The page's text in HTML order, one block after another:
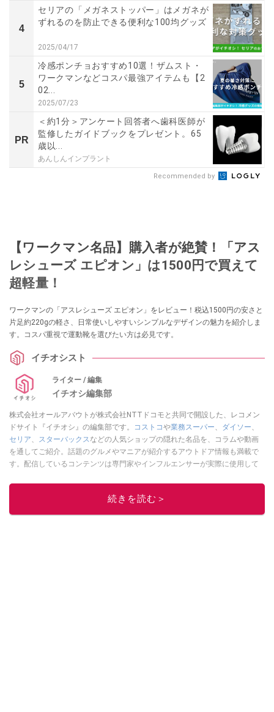
4
セリアの「メガネストッパー」はメガネが
ずれるのを防止できる便利な100均グッズ
2025/04/17
5
冷感ポンチョおすすめ10選！ザムスト・
ワークマンなどコスパ最強アイテムも【2
02...
2025/07/23
PR
＜約1分＞アンケート回答者へ歯科医師が
監修したガイドブックをプレゼント。65
歳以...
あんしんインプラント
Recommended by
【ワークマン名品】購入者が絶賛！「アス
レシューズ エピオン」は1500円で買えて
超軽量！
ワークマンの「アスレシューズ エピオン」をレビュー！税込1500円の安さと
片足約220gの軽さ、日常使いしやすいシンプルなデザインの魅力を紹介しま
す。コスパ重視で運動靴を選びたい方は必見です。
イチオシスト
ライター / 編集
イチオシ編集部
株式会社オールアバウトが株式会社NTTドコモと共同で開設した、レコメン
ドサイト『イチオシ』の編集部です。
コストコや業務スーパー、 ダイソー、
セリア、 スターバックスなどの人気ショップの隠れた名品を、コラムや動画
を通してご紹介。話題のグルメやマニアが紹介するアウトドア情報も満載で
す。配信しているコンテンツは専門家やインフルエンサーが実際に使用して
ニュースでフォロー
続きを読む＞